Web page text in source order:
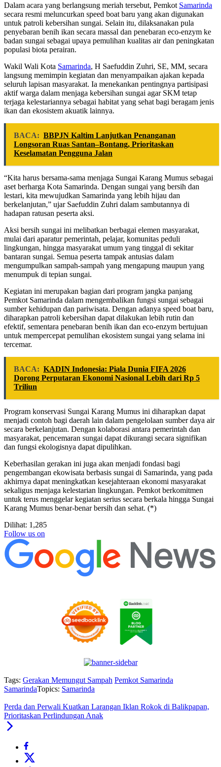
Dalam acara yang berlangsung meriah tersebut, Pemkot Samarinda
secara resmi meluncurkan speed boat baru yang akan digunakan
untuk patroli kebersihan sungai. Selain itu, dilaksanakan pula
penyebaran benih ikan secara massal dan penebaran eco-enzym ke
badan sungai sebagai upaya pemulihan kualitas air dan peningkatan
populasi biota perairan.
Wakil Wali Kota Samarinda, H Saefuddin Zuhri, SE, MM, secara
langsung memimpin kegiatan dan menyampaikan ajakan kepada
seluruh lapisan masyarakat. Ia menekankan pentingnya partisipasi
aktif warga dalam menjaga kebersihan sungai agar SKM tetap
terjaga kelestariannya sebagai habitat yang sehat bagi beragam jenis
ikan dan ekosistem akuatik lainnya.
BACA: BBPJN Kaltim Lanjutkan Penanganan
Longsoran Ruas Santan–Bontang, Prioritaskan
Keselamatan Pengguna Jalan
“Kita harus bersama-sama menjaga Sungai Karang Mumus sebagai
aset berharga Kota Samarinda. Dengan sungai yang bersih dan
lestari, kita mewujudkan Samarinda yang lebih hijau dan
berkelanjutan,” ujar Saefuddin Zuhri dalam sambutannya di
hadapan ratusan peserta aksi.
Aksi bersih sungai ini melibatkan berbagai elemen masyarakat,
mulai dari aparatur pemerintah, pelajar, komunitas peduli
lingkungan, hingga masyarakat umum yang tinggal di sekitar
bantaran sungai. Semua peserta tampak antusias dalam
mengumpulkan sampah-sampah yang mengapung maupun yang
menumpuk di tepian sungai.
Kegiatan ini merupakan bagian dari program jangka panjang
Pemkot Samarinda dalam mengembalikan fungsi sungai sebagai
sumber kehidupan dan pariwisata. Dengan adanya speed boat baru,
diharapkan patroli kebersihan dapat dilakukan lebih rutin dan
efektif, sementara penebaran benih ikan dan eco-enzym bertujuan
untuk mempercepat pemulihan ekosistem sungai yang selama ini
tercemar.
BACA: KADIN Indonesia: Piala Dunia FIFA 2026
Dorong Perputaran Ekonomi Nasional Lebih dari Rp 5
Triliun
Program konservasi Sungai Karang Mumus ini diharapkan dapat
menjadi contoh bagi daerah lain dalam pengelolaan sumber daya air
secara berkelanjutan. Dengan kolaborasi antara pemerintah dan
masyarakat, pencemaran sungai dapat dikurangi secara signifikan
dan fungsi ekologisnya dapat dipulihkan.
Keberhasilan gerakan ini juga akan menjadi fondasi bagi
pengembangan ekowisata berbasis sungai di Samarinda, yang pada
akhirnya dapat meningkatkan kesejahteraan ekonomi masyarakat
sekaligus menjaga kelestarian lingkungan. Pemkot berkomitmen
untuk terus menggelar kegiatan serius secara berkala hingga Sungai
Karang Mumus benar-benar bersih dan sehat. (*)
Dilihat: 1,285
Follow us on
Tags: Gerakan Memungut Sampah Pemkot Samarinda
SamarindaTopics: Samarinda
Perda dan Perwali Kuatkan Larangan Iklan Rokok di Balikpapan,
Prioritaskan Perlindungan Anak